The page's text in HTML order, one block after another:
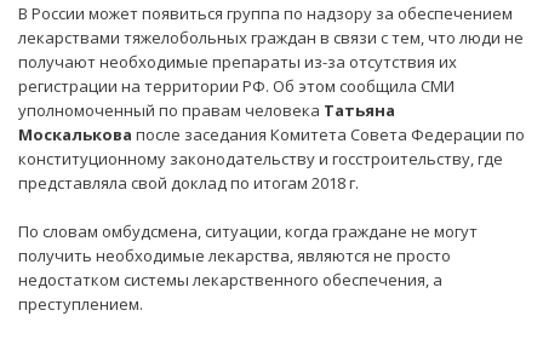
В России может появиться группа по надзору за обеспечением
лекарствами тяжелобольных граждан в связи с тем, что люди не
получают необходимые препараты из-за отсутствия их
регистрации на территории РФ. Об этом сообщила СМИ
уполномоченный по правам человека Татьяна
Москалькова после заседания Комитета Совета Федерации по
конституционному законодательству и госстроительству, где
представляла свой доклад по итогам 2018 г.
По словам омбудсмена, ситуации, когда граждане не могут
получить необходимые лекарства, являются не просто
недостатком системы лекарственного обеспечения, а
преступлением.